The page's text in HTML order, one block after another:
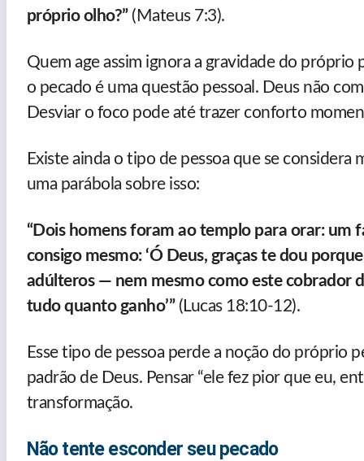
próprio olho?”(Mateus 7:3).
Quem age assim ignora a gravidade do
o pecado é uma questão pessoal. Deus não
Desviar o foco pode até trazer conforto
Existe ainda o tipo de pessoa que se
uma parábola sobre isso:
“Dois homens foram ao templo para orar: um
consigo mesmo: ‘Ó Deus, graças te dou
adúlteros — nem mesmo como este cobrador
tudo quanto ganho’”(Lucas 18:10-12).
Esse tipo de pessoa perde a noção do próprio
padrão de Deus. Pensar “ele fez pior que eu,
transformação.
Não tente esconder seu pecado